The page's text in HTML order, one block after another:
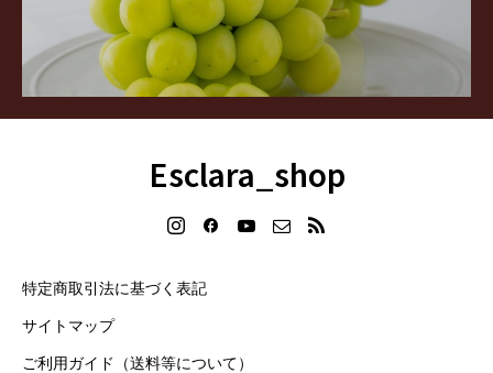
Esclara_shop
特定商取引法に基づく表記
サイトマップ
ご利用ガイド（送料等について）